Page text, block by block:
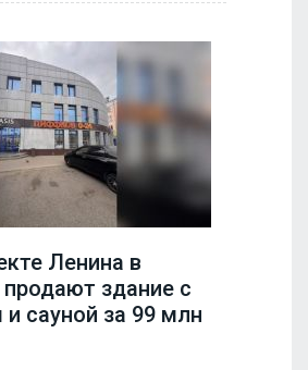
Ленина в
продают здание с
сауной за 99 млн